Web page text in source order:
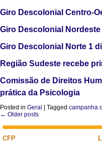
Giro Descolonial Centro-
Giro Descolonial
Giro Descolonial Norte 1
Região Sudeste recebe
Comissão de Direitos
prática da Psicologia
Posted in Geral Tagged campanha
← Older posts
CFP